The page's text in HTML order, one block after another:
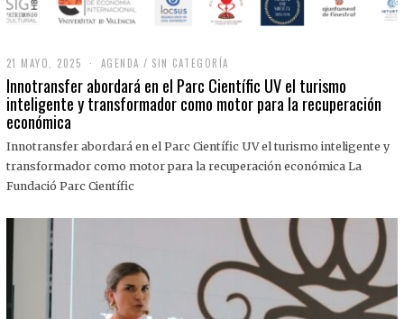
21 MAYO, 2025
M
A
Y
,
0
2
AGENDA / SIN CATEGORÍA
Innotransfer abordará en el Parc Científic UV el turismo
inteligente y transformador como motor para la recuperación
económica
Innotransfer abordará en el Parc Científic UV el turismo inteligente y
transformador como motor para la recuperación económica La
Fundació Parc Científic